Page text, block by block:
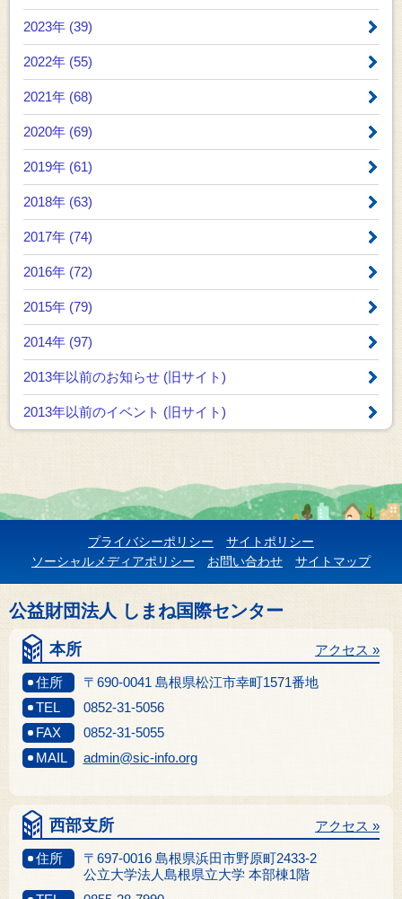
2023年 (39)
2022年 (55)
2021年 (68)
2020年 (69)
2019年 (61)
2018年 (63)
2017年 (74)
2016年 (72)
2015年 (79)
2014年 (97)
2013年以前のお知らせ (旧サイト)
2013年以前のイベント (旧サイト)
プライバシーポリシー
サイトポリシー
ソーシャルメディアポリシー
お問い合わせ サイトマップ
公益財団法人 しまね国際センター
本所
住所 〒690-0041 島根県松江市幸町1571番地
アクセス »
TEL
0852-31-5056
FAX
0852-31-5055
MAIL
admin@sic-info.org
西部支所
住所
〒697-0016 島根県浜田市野原町2433-2
公立大学法人島根県立大学 本部棟1階
アクセス »